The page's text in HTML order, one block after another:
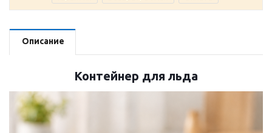
Описание
Контейнер для льда